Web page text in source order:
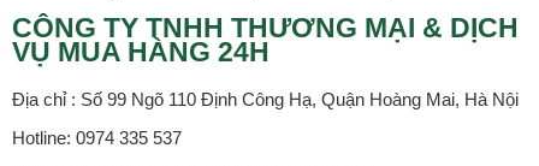
CÔNG TY TNHH THƯƠNG MẠI & DỊCH
VỤ MUA HÀNG 24H
Địa chỉ : Số 99 Ngõ 110 Định Công Hạ, Quận Hoàng Mai, Hà Nội
Hotline: 0974 335 537